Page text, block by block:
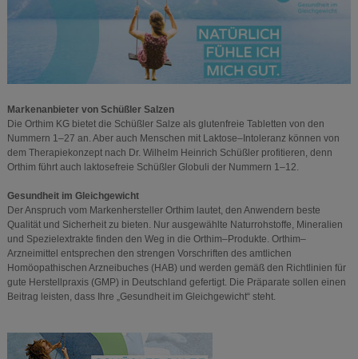
Markenanbieter von Schüßler Salzen
Die Orthim KG bietet die Schüßler Salze als glutenfreie Tabletten von den
Nummern 1–27 an. Aber auch Menschen mit Laktose–Intoleranz können von
dem Therapiekonzept nach Dr. Wilhelm Heinrich Schüßler profitieren, denn
Orthim führt auch laktosefreie Schüßler Globuli der Nummern 1–12.
Gesundheit im Gleichgewicht
Der Anspruch vom Markenhersteller Orthim lautet, den Anwendern beste
Qualität und Sicherheit zu bieten. Nur ausgewählte Naturrohstoffe, Mineralien
und Spezielextrakte finden den Weg in die Orthim–Produkte. Orthim–
Arzneimittel entsprechen den strengen Vorschriften des amtlichen
Homöopathischen Arzneibuches (HAB) und werden gemäß den Richtlinien für
gute Herstellpraxis (GMP) in Deutschland gefertigt. Die Präparate sollen einen
Beitrag leisten, dass Ihre „Gesundheit im Gleichgewicht“ steht.